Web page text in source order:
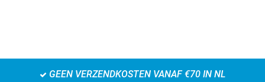
GEEN VERZENDKOSTEN VANAF €70 IN NL